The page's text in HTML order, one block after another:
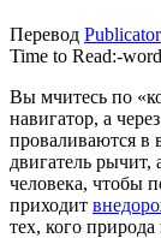
Перевод Publicator
Time to Read:-
Вы мчитесь по
навигатор, а
проваливаются в
двигатель
человека, чтобы
приходит
тех, кого